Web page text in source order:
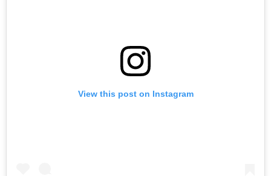
View this post on Instagram